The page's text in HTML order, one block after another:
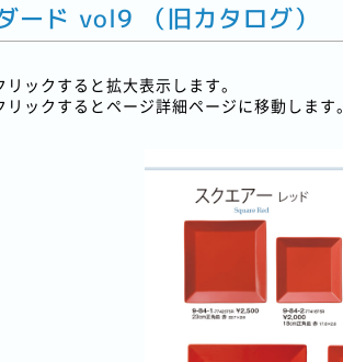
ード vol9 （旧カタログ）
ックすると拡大表示します。
ックするとページ詳細ページに移動します。